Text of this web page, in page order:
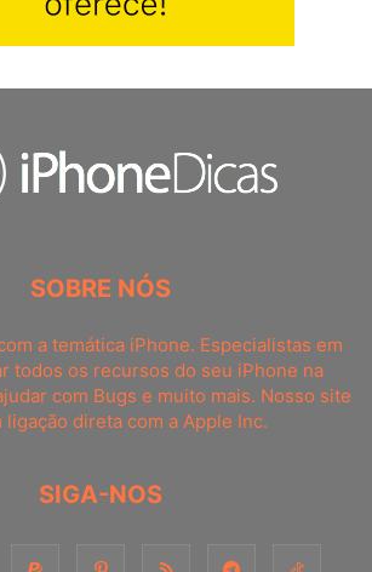
SOBRE NÓS
a temática iPhone. Especialistas em
todos os recursos do seu iPhone na
com Bugs e muito mais. Nosso site
ligação direta com a Apple Inc.
SIGA-NOS